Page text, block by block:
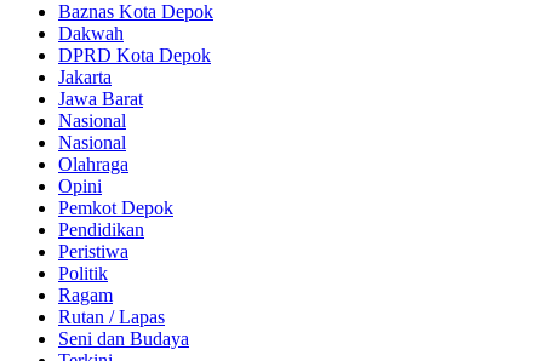
Baznas Kota Depok
Dakwah
DPRD Kota Depok
Jakarta
Jawa Barat
Nasional
Nasional
Olahraga
Opini
Pemkot Depok
Pendidikan
Peristiwa
Politik
Ragam
Rutan / Lapas
Seni dan Budaya